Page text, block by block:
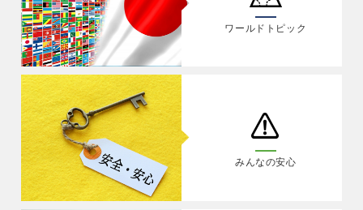
ワールドトピック
みんなの安心